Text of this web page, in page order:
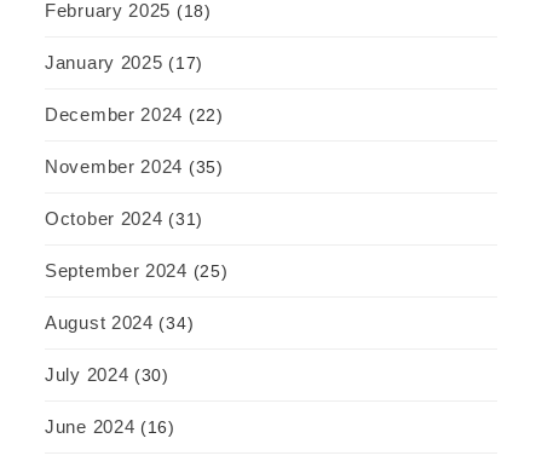
February 2025 (18)
January 2025 (17)
December 2024 (22)
November 2024 (35)
October 2024 (31)
September 2024 (25)
August 2024 (34)
July 2024 (30)
June 2024 (16)